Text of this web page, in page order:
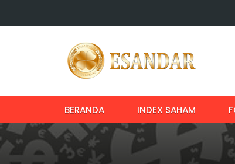
BERANDA INDEX SAHAM